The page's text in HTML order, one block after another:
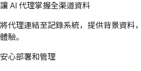
讓 AI 代理掌握全渠道資料
將代理連結至記錄系統，提供背景資料
體驗。
安心部署和管理